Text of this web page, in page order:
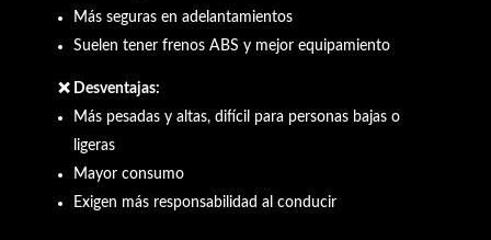
Más seguras en adelantamientos
Suelen tener frenos ABS y mejor equipamiento
❌ Desventajas:
Más pesadas y altas, difícil para personas bajas o
ligeras
Mayor consumo
Exigen más responsabilidad al conducir